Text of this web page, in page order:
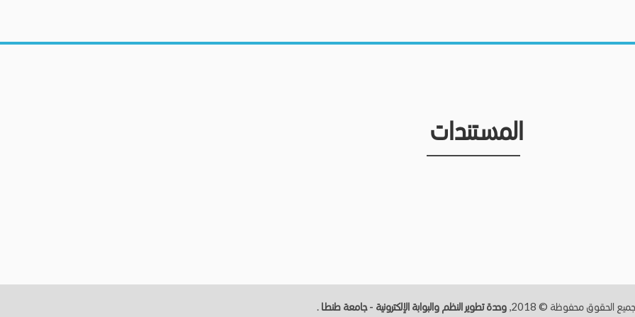
المستندات
جميع الحقوق محفوظة © 2018, وحدة تطوير النظم والبوابة الإلكترونية - جامعة طنطــا .